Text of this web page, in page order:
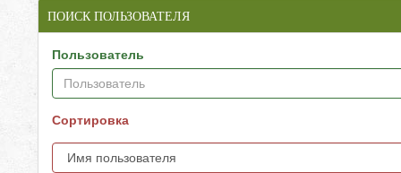
ПОИСК ПОЛЬЗОВАТЕЛЯ
Пользователь
Сортировка